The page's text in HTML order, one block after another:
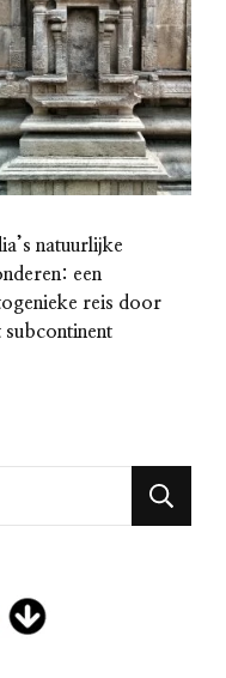
natuurlijke
een
reis door
subcontinent